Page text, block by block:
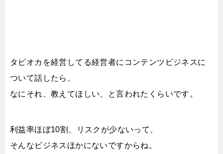
タピオカを経営してる経営者にコンテンツビジネスに
ついて話したら、
なにそれ、教えてほしい、と言われたくらいです。
利益率ほぼ10割、リスクが少ないって、
そんなビジネスほかにないですからね。